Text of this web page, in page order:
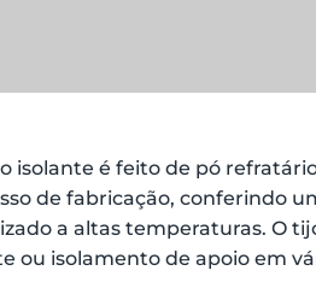
isolante é feito de pó
de fabricação, conferindo
a altas temperaturas. O
ou isolamento de apoio em